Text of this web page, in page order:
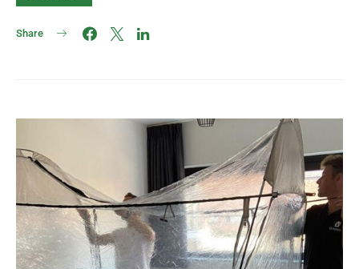
Share